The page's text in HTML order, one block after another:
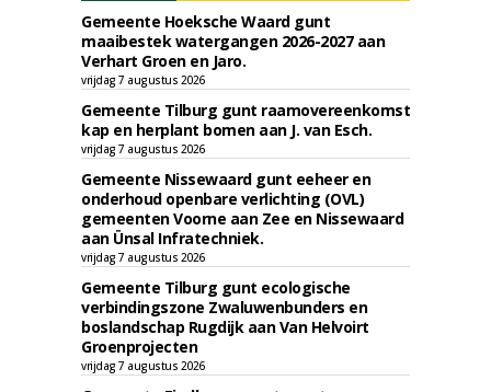
Gemeente Hoeksche Waard gunt
maaibestek watergangen 2026-2027 aan
Verhart Groen en Jaro.
vrijdag 7 augustus 2026
Gemeente Tilburg gunt raamovereenkomst
kap en herplant bomen aan J. van Esch.
vrijdag 7 augustus 2026
Gemeente Nissewaard gunt eeheer en
onderhoud openbare verlichting (OVL)
gemeenten Voorne aan Zee en Nissewaard
aan Ünsal Infratechniek.
vrijdag 7 augustus 2026
Gemeente Tilburg gunt ecologische
verbindingszone Zwaluwenbunders en
boslandschap Rugdijk aan Van Helvoirt
Groenprojecten
vrijdag 7 augustus 2026